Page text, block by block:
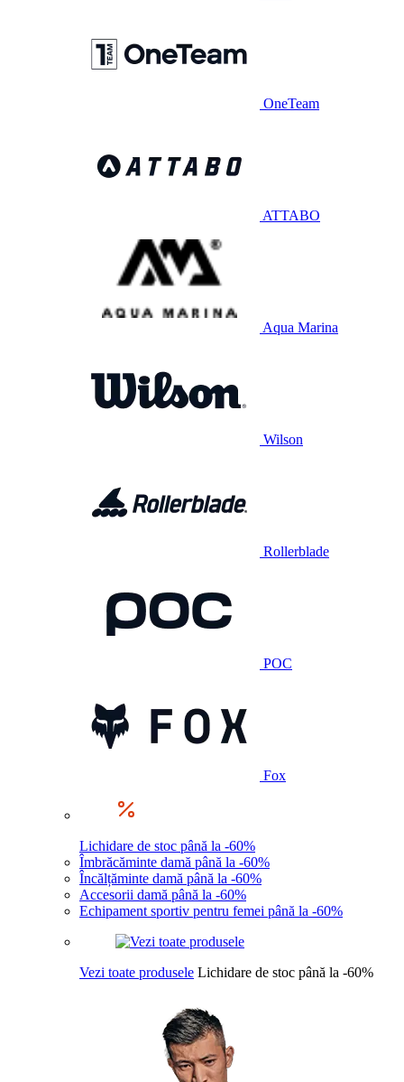
OneTeam
ATTABO
Aqua Marina
Wilson
Rollerblade
POC
Fox
Lichidare de stoc până la -60%
Îmbrăcăminte damă până la -60%
Încălțăminte damă până la -60%
Accesorii damă până la -60%
Echipament sportiv pentru femei până la -60%
Vezi toate produsele Lichidare de stoc până la -60%